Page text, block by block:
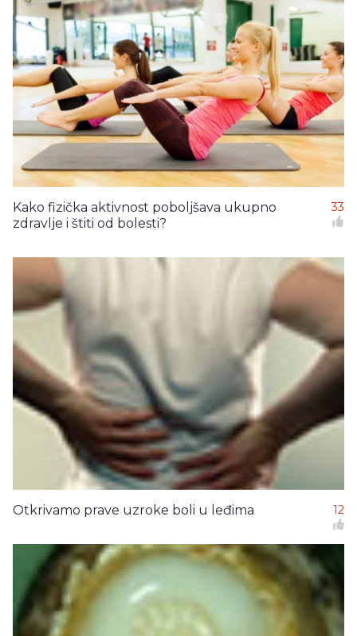
Kako fizička aktivnost poboljšava ukupno
zdravlje i štiti od bolesti?
33
Otkrivamo prave uzroke boli u leđima 12